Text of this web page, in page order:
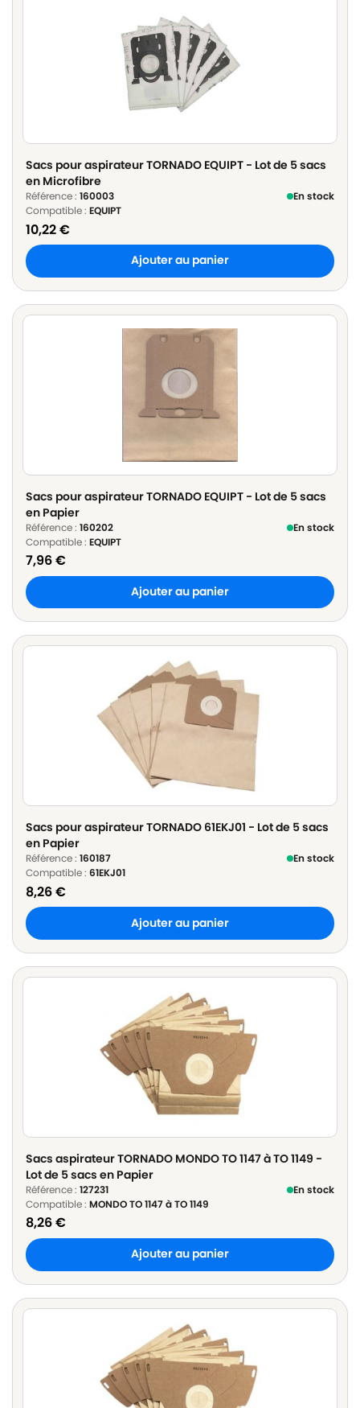
Sacs pour aspirateur TORNADO EQUIPT - Lot de 5 sacs
en Microfibre
Référence : 160003
En stock
Compatible : EQUIPT
10,22€
Ajouter au panier
Sacs pour aspirateur TORNADO EQUIPT - Lot de 5 sacs
en Papier
Référence : 160202
En stock
Compatible : EQUIPT
7,96€
Ajouter au panier
Sacs pour aspirateur TORNADO 61EKJ01 - Lot de 5 sacs
en Papier
Référence : 160187
En stock
Compatible : 61EKJ01
8,26€
Ajouter au panier
Sacs aspirateur TORNADO MONDO TO 1147 à TO 1149 -
Lot de 5 sacs en Papier
Référence : 127231
En stock
Compatible : MONDO TO 1147 à TO 1149
8,26€
Ajouter au panier